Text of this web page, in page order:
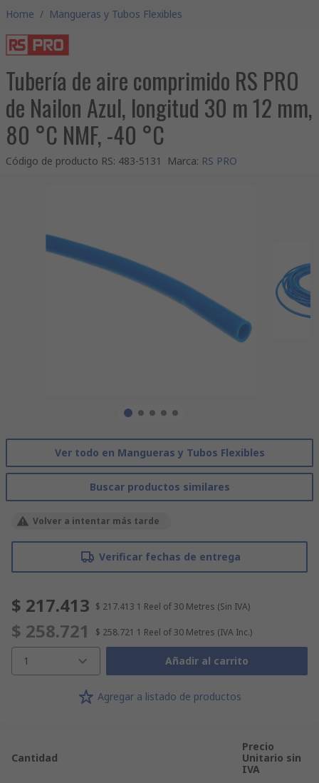
Home / Mangueras y Tubos Flexibles
Tubería de aire comprimido RS PRO
de Nailon Azul, longitud 30 m 12 mm,
80 °C NMF, -40 °C
Código de producto RS: 483-5131 Marca: RS PRO
Ver todo en Mangueras y Tubos Flexibles
Buscar productos similares
Volver a intentar más tarde
Verificar fechas de entrega
$ 217.413 $ 217.413 1 Reel of 30 Metres (Sin IVA)
$ 258.721 $ 258.721 1 Reel of 30 Metres (IVA Inc.)
1 Añadir al carrito
Agregar a listado de productos
Cantidad
Precio
Unitario sin
IVA